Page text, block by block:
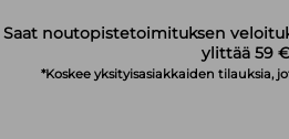
Saat noutopistetoimituksen
ylittää 59
*Koskee yksityisasiakkaiden tilauksia,